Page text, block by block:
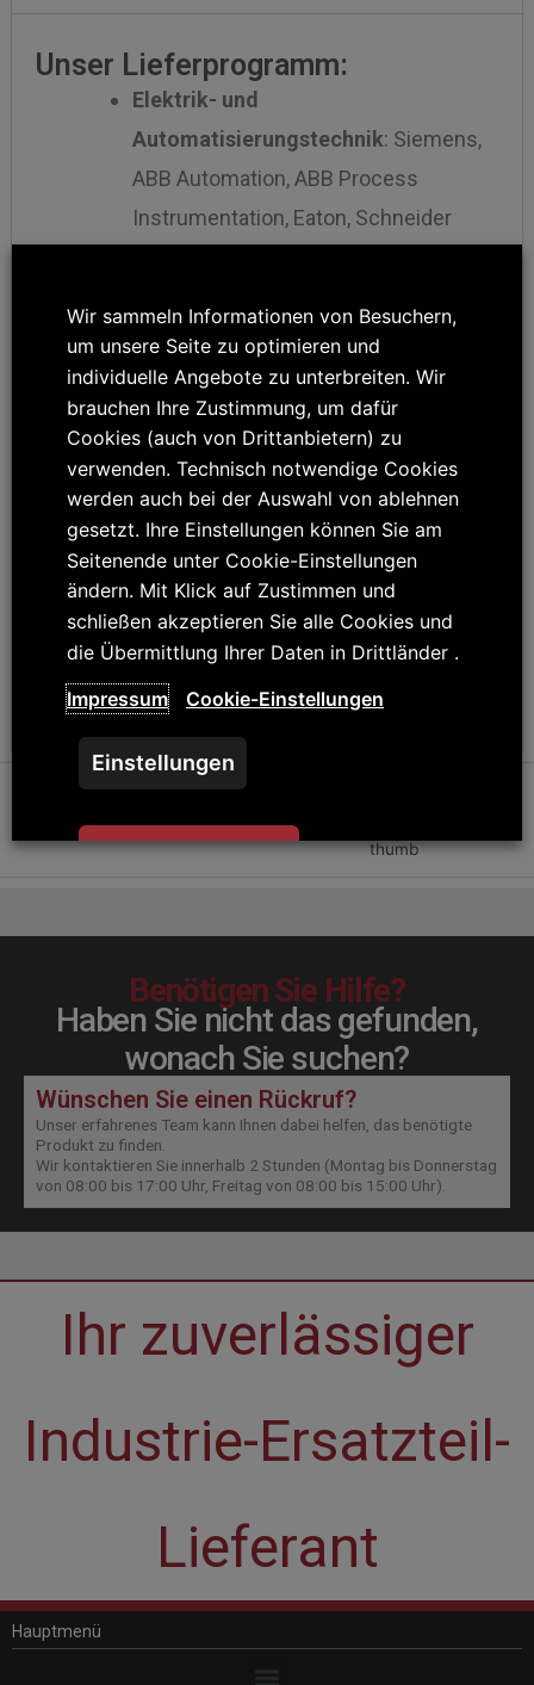
Unser Lieferprogramm:
Elektrik- und
Automatisierungstechnik: Siemens,
ABB Automation, ABB Process
Instrumentation, Eaton, Schneider
Phoenix Contact, Pepperl & Fuchs
Lapp Kabel und andere
Pneumatik : Aventics (ehemalig Bosch
Rexroth Pneumatik), Festo, SMC,
Camozzi und andere
Hydraulik: HAWE, Bosch Rexroth und
andere
Weiterlesen
Benötigen Sie Hilfe?
Haben Sie nicht das gefunden,
wonach Sie suchen?
Wünschen Sie einen Rückruf?
Unser erfahrenes Team kann Ihnen dabei helfen, das benötigte
Produkt zu finden.
Wir kontaktieren Sie innerhalb 2 Stunden (Montag bis Donnerstag
von 08:00 bis 17:00 Uhr, Freitag von 08:00 bis 15:00 Uhr).
Ihr zuverlässiger
Industrie-Ersatzteil-
Lieferant
Hauptmenü
Wir sammeln Informationen von Besuchern,
um unsere Seite zu optimieren und
individuelle Angebote zu unterbreiten. Wir
brauchen Ihre Zustimmung, um dafür
Cookies (auch von Drittanbietern) zu
verwenden. Technisch notwendige Cookies
werden auch bei der Auswahl von ablehnen
gesetzt. Ihre Einstellungen können Sie am
Seitenende unter Cookie-Einstellungen
ändern. Mit Klick auf Zustimmen und
schließen akzeptieren Sie alle Cookies und
die Übermittlung Ihrer Daten in Drittländer .
Impressum
Cookie-Einstellungen
Einstellungen
Zustimmen und